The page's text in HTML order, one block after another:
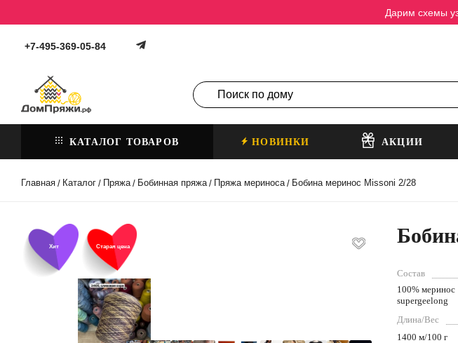
Дарим схемы
+7-495-369-05-84
КАТАЛОГ ТОВАРОВ НОВИНКИ АКЦИИ
Главная / Каталог / Пряжа / Бобинная пряжа / Пряжа мериноса / Бобина меринос Missoni 2/28
Хит Старая цена
Состав
100% меринос
supergeelong
Длина/Вес
1400 м/100 г